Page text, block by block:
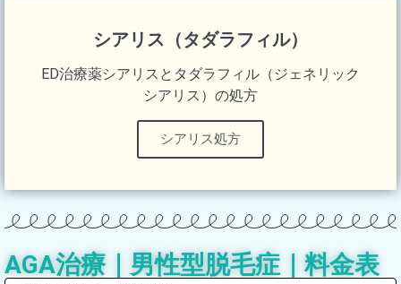
シアリス（タダラフィル）
ED治療薬シアリスとタダラフィル（ジェネリック
シアリス）の処方
シアリス処方
AGA治療｜男性型脱毛症｜料金表